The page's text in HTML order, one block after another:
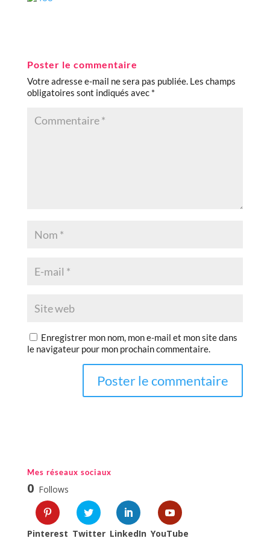
Poster le commentaire
Votre adresse e-mail ne sera pas publiée. Les champs
obligatoires sont indiqués avec *
Enregistrer mon nom, mon e-mail et mon site dans
le navigateur pour mon prochain commentaire.
Mes réseaux sociaux
0 Follows
Pinterest Twitter LinkedIn YouTube